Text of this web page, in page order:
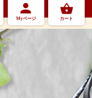
Myページ カート